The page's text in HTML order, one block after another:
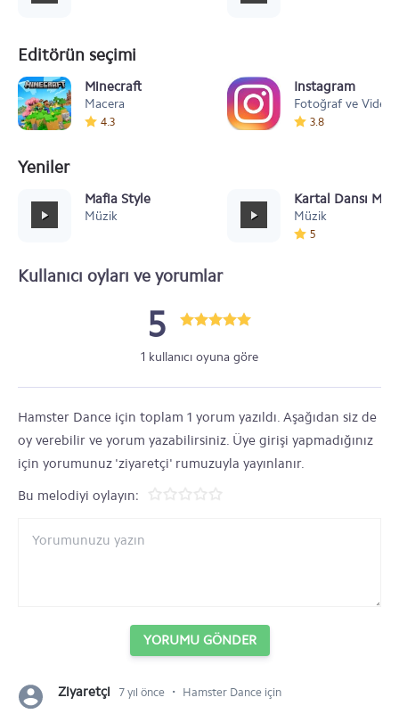
Editörün seçimi
Minecraft
Macera
4.3
Instagram
Fotoğraf ve Video
3.8
Yeniler
Mafia Style
Müzik
Kartal Dansı
Müzik
5
Kullanıcı oyları ve yorumlar
5
1 kullanıcı oyuna göre
Hamster Dance için toplam 1 yorum yazıldı. Aşağıdan siz de
oy verebilir ve yorum yazabilirsiniz. Üye girişi yapmadığınız
için yorumunuz 'ziyaretçi' rumuzuyla yayınlanır.
Bu melodiyi oylayın:
YORUMU GÖNDER
Ziyaretçi 7 yıl önce ⋅ Hamster Dance için